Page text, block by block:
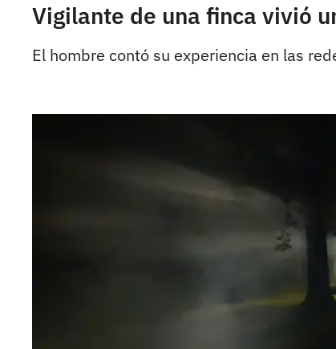
Vigilante de una finca vivió
El hombre contó su experiencia en las